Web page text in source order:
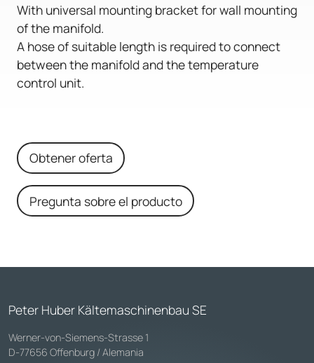
With universal mounting bracket for wall mounting
of the manifold.
A hose of suitable length is required to connect
between the manifold and the temperature
control unit.
Obtener oferta
Pregunta sobre el producto
Peter Huber Kältemaschinenbau SE
Werner-von-Siemens-Strasse 1
D-77656 Offenburg / Alemania